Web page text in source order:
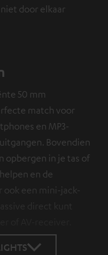
door elkaar
50 mm
match voor
en MP3-
Bovendien
opbergen in je tas of
en de
ook een mini-jack-
direct kunt